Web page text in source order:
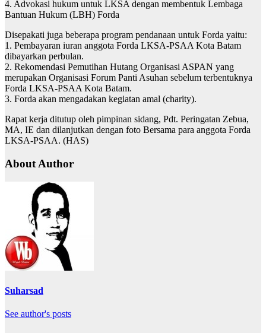
4. Advokasi hukum untuk LKSA dengan membentuk Lembaga
Bantuan Hukum (LBH) Forda
Disepakati juga beberapa program pendanaan untuk Forda yaitu:
1. Pembayaran iuran anggota Forda LKSA-PSAA Kota Batam
dibayarkan perbulan.
2. Rekomendasi Pemutihan Hutang Organisasi ASPAN yang
merupakan Organisasi Forum Panti Asuhan sebelum terbentuknya
Forda LKSA-PSAA Kota Batam.
3. Forda akan mengadakan kegiatan amal (charity).
Rapat kerja ditutup oleh pimpinan sidang, Pdt. Peringatan Zebua,
MA, IE dan dilanjutkan dengan foto Bersama para anggota Forda
LKSA-PSAA. (HAS)
About Author
Suharsad
See author's posts